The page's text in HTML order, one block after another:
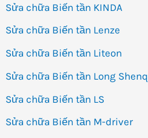
Sửa chữa Biến tần KINDA
Sửa chữa Biến tần Lenze
Sửa chữa Biến tần Liteon
Sửa chữa Biến tần Long Shenq
Sửa chữa Biến tần LS
Sửa chữa Biến tần M-driver